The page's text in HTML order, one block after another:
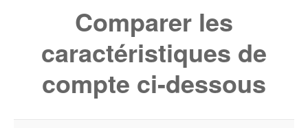
Comparer les
caractéristiques de
compte ci-dessous